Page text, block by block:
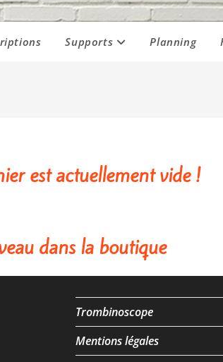
Supports Planning
est actuellement vide !
dans la boutique
Trombinoscope
Mentions légales